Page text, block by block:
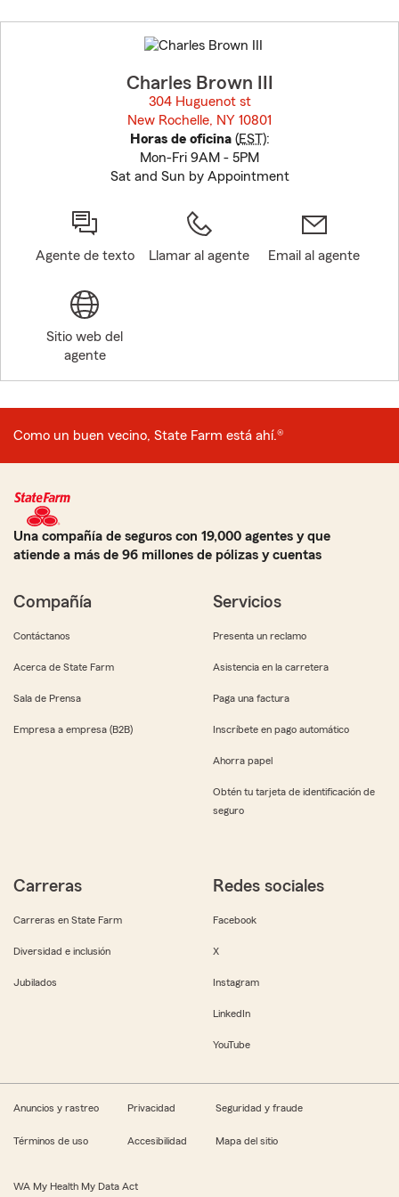
to
before
Charles Brown III
304 Huguenot st
New Rochelle, NY 10801
Horas de oficina(EST):
Mon-Fri 9AM - 5PM
Sat and Sun by Appointment
Agente de texto Llamar al agente Email al agente
Sitio web del
agente
Como un buen vecino, State Farm está ahí.®
Una compañía de seguros con 19,000 agentes y que
atiende a más de 96 millones de pólizas y cuentas
Compañía
Contáctanos
Acerca de State Farm
Sala de Prensa
Empresa a empresa (B2B)
Servicios
Presenta un reclamo
Asistencia en la carretera
Paga una factura
Inscríbete en pago automático
Ahorra papel
Obtén tu tarjeta de identificación de
seguro
Carreras
Carreras en State Farm
Diversidad e inclusión
Jubilados
Redes sociales
Facebook
X
Instagram
LinkedIn
YouTube
Anuncios y rastreo Privacidad Seguridad y fraude
Términos de uso Accesibilidad Mapa del sitio
WA My Health My Data Act